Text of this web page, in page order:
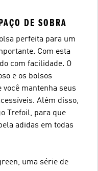
DE SOBRA
perfeita para um
Com esta
com facilidade. O
e os bolsos
mantenha seus
Além disso,
Trefoil, para que
adidas em todas
uma série de